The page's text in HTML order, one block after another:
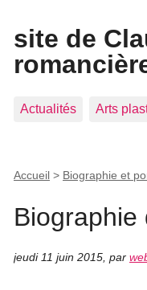
site de
Actualités Arts
Accueil > Biographie et
Biographie
jeudi 11 juin 2015 par